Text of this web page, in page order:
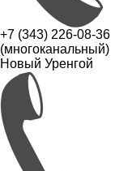
+7 (343) 226-08-36
(многоканальный)
Новый Уренгой